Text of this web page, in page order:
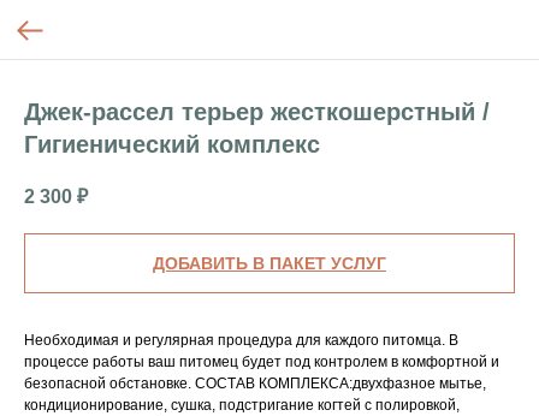
Джек-рассел терьер жесткошерстный /
Гигиенический комплекс
2 300 ₽
ДОБАВИТЬ В ПАКЕТ УСЛУГ
Необходимая и регулярная процедура для каждого питомца. В
процессе работы ваш питомец будет под контролем в комфортной и
безопасной обстановке. СОСТАВ КОМПЛЕКСА:двухфазное мытье,
кондиционирование, сушка, подстригание когтей с полировкой,